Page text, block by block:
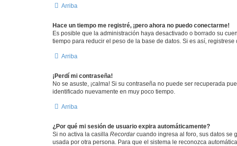
Arriba
Hace un tiempo me registré, ¡pero ahora no puedo conectarme!
Es posible que la administración haya desactivado o borrado su
tiempo para reducir el peso de la base de datos. Si es así,
Arriba
¡Perdí mi contraseña!
No se asuste, ¡calma! Si su contraseña no puede ser recuperada
identificado nuevamente en muy poco tiempo.
Arriba
¿Por qué mi sesión de usuario expira automáticamente?
Si no activa la casilla Recordarcuando ingresa al foro, sus datos se
usada por otra persona. Para que el sistema le reconozca